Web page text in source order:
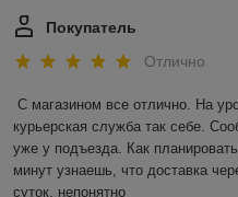
Покупатель
Отлично
С магазином все отлично. На
курьерская служба так себе.
уже у подъезда. Как
минут узнаешь, что доставка
суток, непонятно